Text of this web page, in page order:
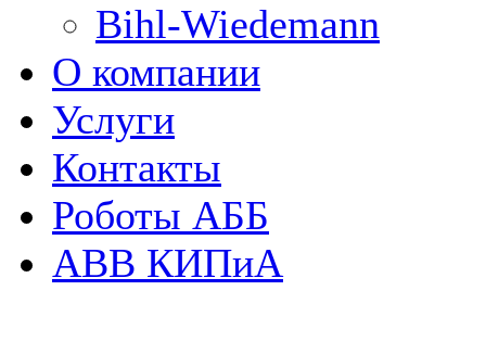
Bihl-Wiedemann
О компании
Услуги
Контакты
Роботы АББ
ABB КИПиА